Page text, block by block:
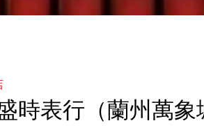
時表行（蘭州萬象